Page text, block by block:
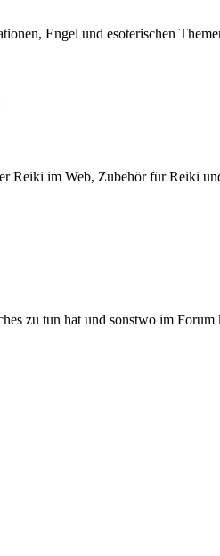
Engel und esoterischen
Reiki im Web, Zubehör für Reiki
zu tun hat und sonstwo im Forum